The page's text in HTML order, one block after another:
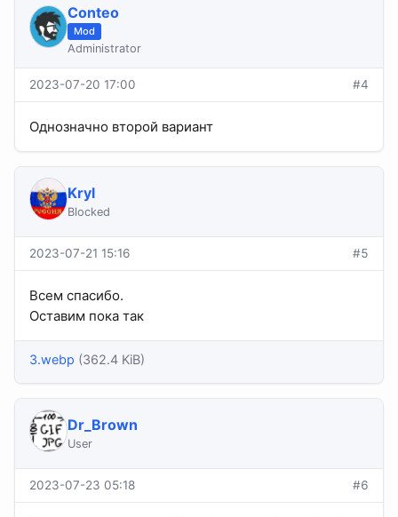
Conteo
Mod
Administrator
2023-07-20 17:00 #4
Однозначно второй вариант
Kryl
Blocked
2023-07-21 15:16 #5
Всем спасибо.
Оставим пока так
3.webp (362.4 KiB)
Dr_Brown
User
2023-07-23 05:18 #6